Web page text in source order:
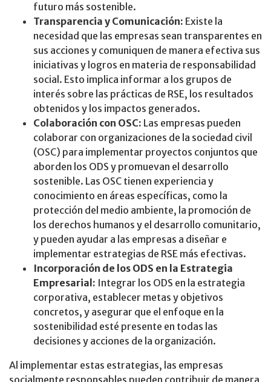
futuro más sostenible.
Transparencia y Comunicación: Existe la
necesidad que las empresas sean transparentes en
sus acciones y comuniquen de manera efectiva sus
iniciativas y logros en materia de responsabilidad
social. Esto implica informar a los grupos de
interés sobre las prácticas de RSE, los resultados
obtenidos y los impactos generados.
Colaboración con OSC: Las empresas pueden
colaborar con organizaciones de la sociedad civil
(OSC) para implementar proyectos conjuntos que
aborden los ODS y promuevan el desarrollo
sostenible. Las OSC tienen experiencia y
conocimiento en áreas específicas, como la
protección del medio ambiente, la promoción de
los derechos humanos y el desarrollo comunitario,
y pueden ayudar a las empresas a diseñar e
implementar estrategias de RSE más efectivas.
Incorporación de los ODS en la Estrategia
Empresarial: Integrar los ODS en la estrategia
corporativa, establecer metas y objetivos
concretos, y asegurar que el enfoque en la
sostenibilidad esté presente en todas las
decisiones y acciones de la organización.
Al implementar estas estrategias, las empresas